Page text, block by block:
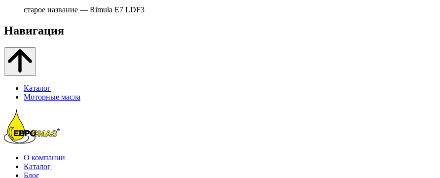
старое название — Rimula E7 LDF3
Навигация
Каталог
Моторные масла
О компании
Каталог
Блог